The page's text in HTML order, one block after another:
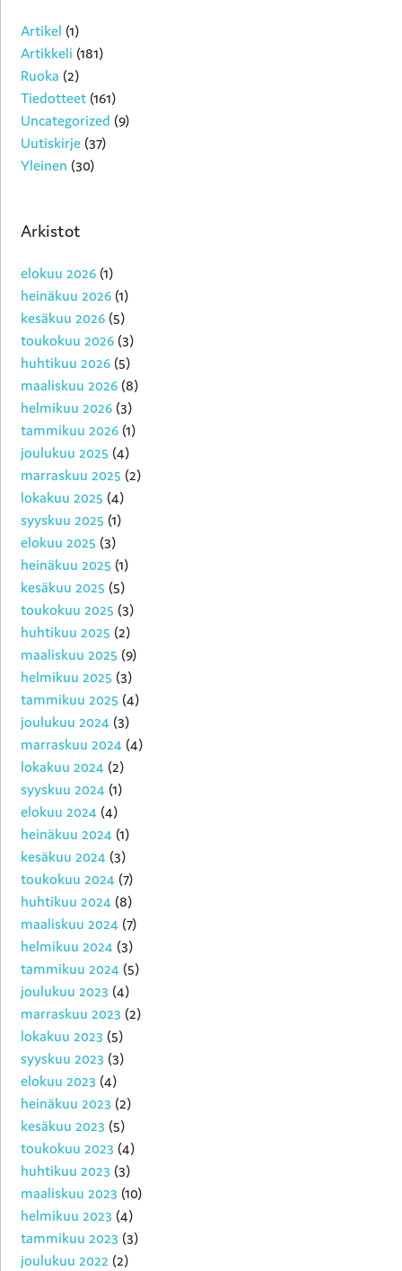
Artikel (1)
Artikkeli (181)
Ruoka (2)
Tiedotteet (161)
Uncategorized (9)
Uutiskirje (37)
Yleinen (30)
Arkistot
elokuu 2026 (1)
heinäkuu 2026 (1)
kesäkuu 2026 (5)
toukokuu 2026 (3)
huhtikuu 2026 (5)
maaliskuu 2026 (8)
helmikuu 2026 (3)
tammikuu 2026 (1)
joulukuu 2025 (4)
marraskuu 2025 (2)
lokakuu 2025 (4)
syyskuu 2025 (1)
elokuu 2025 (3)
heinäkuu 2025 (1)
kesäkuu 2025 (5)
toukokuu 2025 (3)
huhtikuu 2025 (2)
maaliskuu 2025 (9)
helmikuu 2025 (3)
tammikuu 2025 (4)
joulukuu 2024 (3)
marraskuu 2024 (4)
lokakuu 2024 (2)
syyskuu 2024 (1)
elokuu 2024 (4)
heinäkuu 2024 (1)
kesäkuu 2024 (3)
toukokuu 2024 (7)
huhtikuu 2024 (8)
maaliskuu 2024 (7)
helmikuu 2024 (3)
tammikuu 2024 (5)
joulukuu 2023 (4)
marraskuu 2023 (2)
lokakuu 2023 (5)
syyskuu 2023 (3)
elokuu 2023 (4)
heinäkuu 2023 (2)
kesäkuu 2023 (5)
toukokuu 2023 (4)
huhtikuu 2023 (3)
maaliskuu 2023 (10)
helmikuu 2023 (4)
tammikuu 2023 (3)
joulukuu 2022 (2)